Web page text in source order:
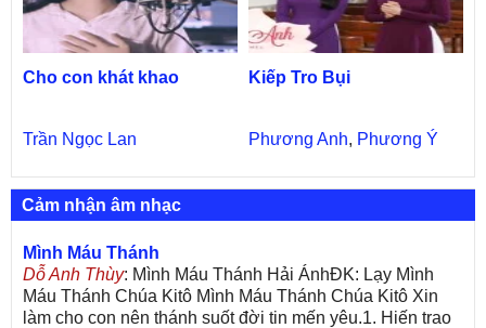
Cho con khát khao
Trần Ngọc Lan
Kiếp Tro Bụi
Phương Anh, Phương Ý
Cảm nhận âm nhạc
Mình Máu Thánh
Dỗ Anh Thùy: Mình Máu Thánh Hải ÁnhĐK: Lạy Mình
Máu Thánh Chúa Kitô Mình Máu Thánh Chúa Kitô Xin
làm cho con nên thánh suốt đời tin mến yêu.1. Hiến trao